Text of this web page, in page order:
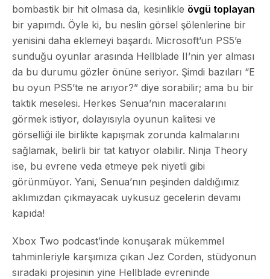
bombastik bir hit olmasa da, kesinlikle övgü toplayan
bir yapımdı. Öyle ki, bu neslin görsel şölenlerine bir
yenisini daha eklemeyi başardı. Microsoft’un PS5’e
sunduğu oyunlar arasında Hellblade II’nin yer alması
da bu durumu gözler önüne seriyor. Şimdi bazıları “E
bu oyun PS5’te ne arıyor?” diye sorabilir; ama bu bir
taktik meselesi. Herkes Senua’nın maceralarını
görmek istiyor, dolayısıyla oyunun kalitesi ve
görselliği ile birlikte kapışmak zorunda kalmalarını
sağlamak, belirli bir tat katıyor olabilir. Ninja Theory
ise, bu evrene veda etmeye pek niyetli gibi
görünmüyor. Yani, Senua’nın peşinden daldığımız
aklımızdan çıkmayacak uykusuz gecelerin devamı
kapıda!
Xbox Two podcast’inde konuşarak mükemmel
tahminleriyle karşımıza çıkan Jez Corden, stüdyonun
sıradaki projesinin yine Hellblade evreninde